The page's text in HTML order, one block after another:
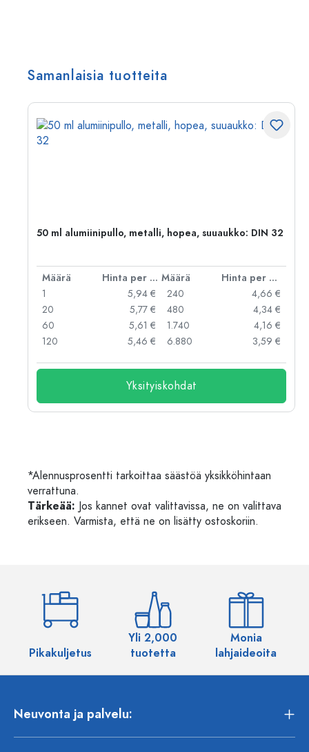
Samanlaisia tuotteita
50 ml alumiinipullo, metalli, hopea, suuaukko: DIN 32
Määrä Hinta per kpl Määrä
Hinta per kpl
1
5,94 €
20
5,77 €
60
5,61 €
120
5,46 €
240
4,66 €
480
4,34 €
1.740
4,16 €
6.880
3,59 €
Yksityiskohdat
*Alennusprosentti tarkoittaa säästöä yksikköhintaan
verrattuna.
Tärkeää: Jos kannet ovat valittavissa, ne on valittava
erikseen. Varmista, että ne on lisätty ostoskoriin.
Pikakuljetus
Yli 2,000
tuotetta
Monia
lahjaideoita
Neuvonta ja palvelu: